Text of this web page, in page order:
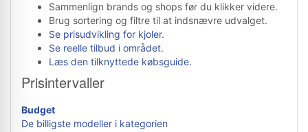
Sammenlign brands og shops før du klikker videre.
Brug sortering og filtre til at indsnævre udvalget.
Se prisudvikling for kjoler.
Se reelle tilbud i området.
Læs den tilknyttede købsguide.
Prisintervaller
Budget
De billigste modeller i kategorien